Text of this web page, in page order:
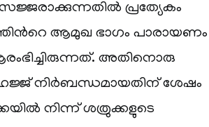
പ്രത്യേകം
ആമുഖ ഭാഗം പാരായണം
അതിനൊരു
നിര്‍ബന്ധമായതിന് ശേഷം
നിന്ന് ശത്രുക്കളുടെ